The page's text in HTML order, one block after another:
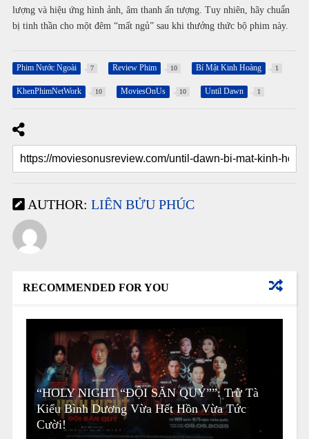
lượng và hiệu ứng hình ảnh, âm thanh ấn tượng. Tuy nhiên, hãy chuẩn
bị tinh thần cho một đêm “mất ngủ” sau khi thưởng thức bộ phim này.
Phim Nước Ngoài 7 Review Phim 10 Bí Mật Kinh Hoàng 1
KhenPhimNetWork 10 MoviesOnUs 10 Until Dawn 1
AUTHOR: LIÊN BỬU PHÚC
RECOMMENDED FOR YOU
“HOLY NIGHT “ĐỘI SĂN QUỶ””: Trừ Tà
Kiểu Bình Dương Vừa Hết Hồn Vừa Tức
Cười!